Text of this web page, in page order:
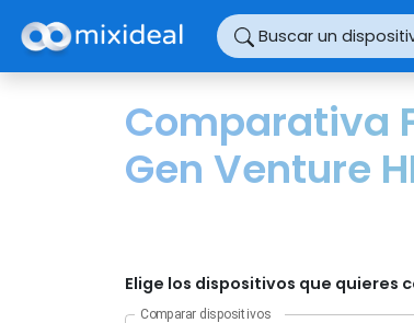
Buscar un
Comparativa
Gen Venture
Elige los dispositivos que quieres
Comparar dispositivos